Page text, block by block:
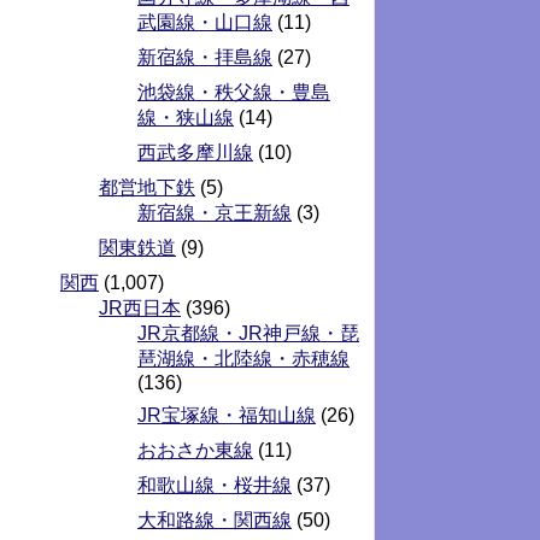
武園線・山口線 (11)
新宿線・拝島線 (27)
池袋線・秩父線・豊島
線・狭山線 (14)
西武多摩川線 (10)
都営地下鉄 (5)
新宿線・京王新線 (3)
関東鉄道 (9)
関西 (1,007)
JR西日本 (396)
JR京都線・JR神戸線・琵
琶湖線・北陸線・赤穂線
(136)
JR宝塚線・福知山線 (26)
おおさか東線 (11)
和歌山線・桜井線 (37)
大和路線・関西線 (50)